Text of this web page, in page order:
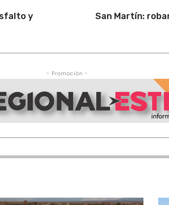
y
San Martín:
- Promoción -